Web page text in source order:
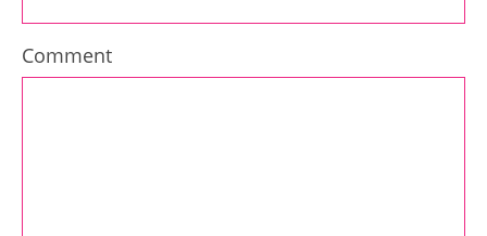
Comment